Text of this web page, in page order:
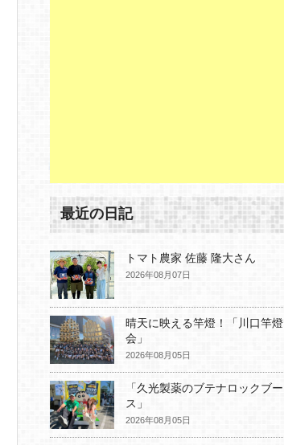
最近の日記
トマト農家 佐藤 隆大さん
2026年08月07日
晴天に映える竿燈！「川口竿燈
会」
2026年08月05日
「久光製薬のブテナロックブー
ス」
2026年08月05日